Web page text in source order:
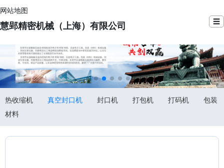
网站地图
慧郢精密机械（上海）有限公司 ☰
热收缩机 真空封口机 封口机 打包机 打码机
包装
材料